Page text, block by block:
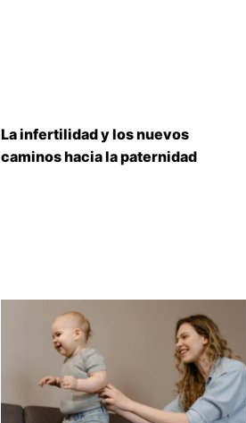
La infertilidad y los nuevos
caminos hacia la paternidad